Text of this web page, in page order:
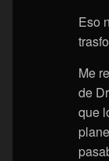
Eso
Me
de
que